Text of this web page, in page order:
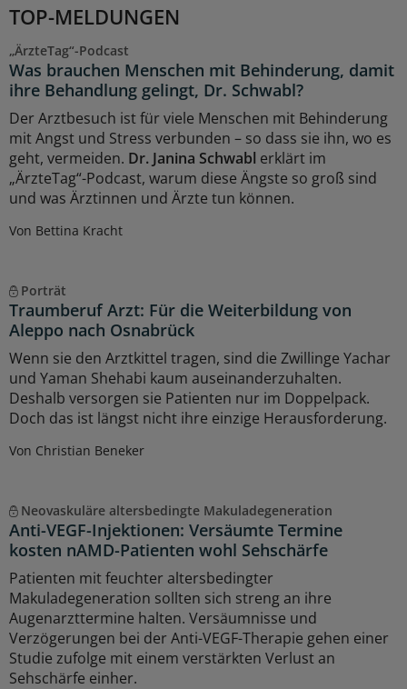
TOP-MELDUNGEN
„ÄrzteTag“-Podcast
Was brauchen Menschen mit Behinderung, damit
ihre Behandlung gelingt, Dr. Schwabl?
Der Arztbesuch ist für viele Menschen mit Behinderung
mit Angst und Stress verbunden – so dass sie ihn, wo es
geht, vermeiden. Dr. Janina Schwabl erklärt im
„ÄrzteTag“-Podcast, warum diese Ängste so groß sind
und was Ärztinnen und Ärzte tun können.
Von Bettina Kracht
Porträt
Traumberuf Arzt: Für die Weiterbildung von
Aleppo nach Osnabrück
Wenn sie den Arztkittel tragen, sind die Zwillinge Yachar
und Yaman Shehabi kaum auseinanderzuhalten.
Deshalb versorgen sie Patienten nur im Doppelpack.
Doch das ist längst nicht ihre einzige Herausforderung.
Von Christian Beneker
Neovaskuläre altersbedingte Makuladegeneration
Anti-VEGF-Injektionen: Versäumte Termine
kosten nAMD-Patienten wohl Sehschärfe
Patienten mit feuchter altersbedingter
Makuladegeneration sollten sich streng an ihre
Augenarzttermine halten. Versäumnisse und
Verzögerungen bei der Anti-VEGF-Therapie gehen einer
Studie zufolge mit einem verstärkten Verlust an
Sehschärfe einher.